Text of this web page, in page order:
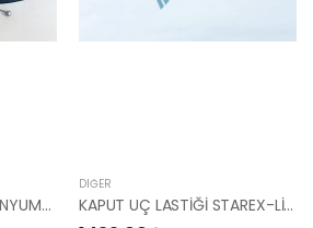
KAPUT AÇMA TELİ MİLENYUM/ADMİRA 81190-25000-HMC
DIĞER
KAPUT UÇ LASTİĞİ STAREX-LİBERO 86430-4A020-HCC